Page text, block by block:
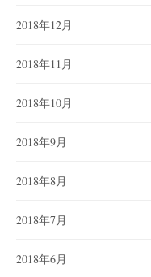
2018年12月
2018年11月
2018年10月
2018年9月
2018年8月
2018年7月
2018年6月